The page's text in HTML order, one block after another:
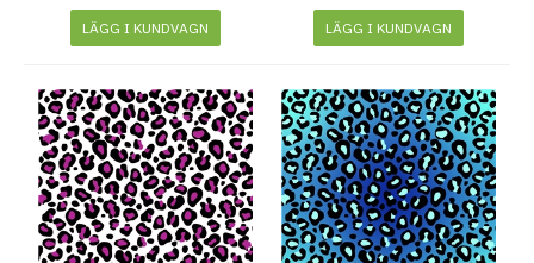
LÄGG I KUNDVAGN LÄGG I KUNDVAGN